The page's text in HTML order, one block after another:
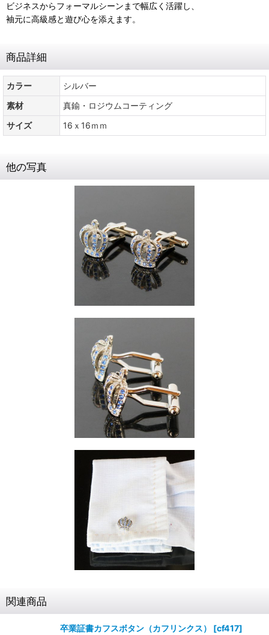
ビジネスからフォーマルシーンまで幅広く活躍し、
袖元に高級感と遊び心を添えます。
商品詳細
カラー
シルバー
素材
真鍮・ロジウムコーティング
サイズ
16ｘ16ｍｍ
他の写真
関連商品
卒業証書カフスボタン（カフリンクス） [cf417]